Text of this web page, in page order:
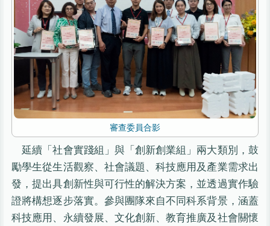
審查委員合影
延續「社會實踐組」與「創新創業組」兩大類別，鼓
勵學生從生活觀察、社會議題、科技應用及產業需求出
發，提出具創新性與可行性的解決方案，並透過實作驗
證將構想逐步落實。參與團隊來自不同科系背景，涵蓋
科技應用、永續發展、文化創新、教育推廣及社會關懷